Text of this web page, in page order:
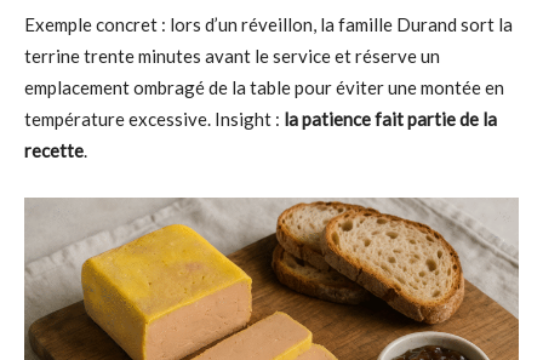
Exemple concret : lors d’un réveillon, la famille Durand sort la
terrine trente minutes avant le service et réserve un
emplacement ombragé de la table pour éviter une montée en
température excessive. Insight : la patience fait partie de la
recette.